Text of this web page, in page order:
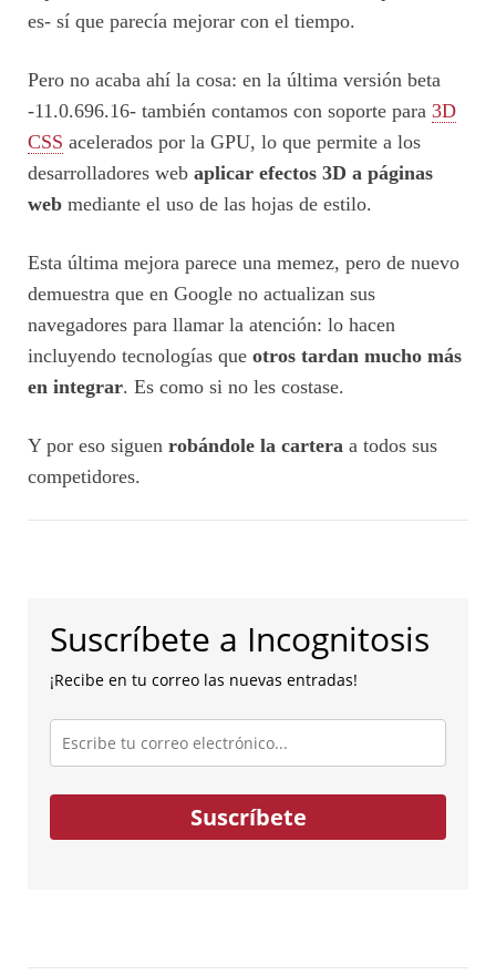
es- sí que parecía mejorar con el tiempo.
Pero no acaba ahí la cosa: en la última versión beta
-11.0.696.16- también contamos con soporte para 3D
CSS acelerados por la GPU, lo que permite a los
desarrolladores web aplicar efectos 3D a páginas
web mediante el uso de las hojas de estilo.
Esta última mejora parece una memez, pero de nuevo
demuestra que en Google no actualizan sus
navegadores para llamar la atención: lo hacen
incluyendo tecnologías que otros tardan mucho más
en integrar. Es como si no les costase.
Y por eso siguen robándole la cartera a todos sus
competidores.
Suscríbete a Incognitosis
¡Recibe en tu correo las nuevas entradas!
Escribe
tu
correo
electrónico...
Suscríbete